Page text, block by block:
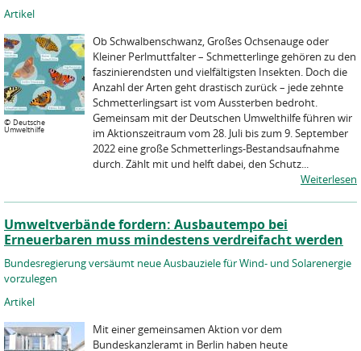
Artikel
© Deutsche
Umwelthilfe
Ob Schwalbenschwanz, Großes Ochsenauge oder
Kleiner Perlmuttfalter – Schmetterlinge gehören zu den
faszinierendsten und vielfältigsten Insekten. Doch die
Anzahl der Arten geht drastisch zurück – jede zehnte
Schmetterlingsart ist vom Aussterben bedroht.
Gemeinsam mit der Deutschen Umwelthilfe führen wir
im Aktionszeitraum vom 28. Juli bis zum 9. September
2022 eine große Schmetterlings-Bestandsaufnahme
durch. Zählt mit und helft dabei, den Schutz...
Weiterlesen
Umweltverbände fordern: Ausbautempo bei
Erneuerbaren muss mindestens verdreifacht werden
Bundesregierung versäumt neue Ausbauziele für Wind- und Solarenergie
vorzulegen
Artikel
Mit einer gemeinsamen Aktion vor dem
Bundeskanzleramt in Berlin haben heute